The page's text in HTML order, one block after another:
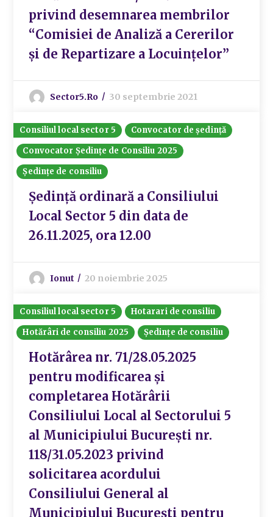
privind desemnarea membrilor
“Comisiei de Analiză a Cererilor
și de Repartizare a Locuințelor”
Sector5.ro 30 septembrie 2021
Consiliul local sector 5
Convocator de ședință
Convocator Ședințe de Consiliu 2025
Ședințe de consiliu
Ședință ordinară a Consiliului
Local Sector 5 din data de
26.11.2025, ora 12.00
Ionut 20 noiembrie 2025
Consiliul local sector 5
Hotarari de consiliu
Hotărâri de consiliu 2025
Ședințe de consiliu
Hotărârea nr. 71/28.05.2025
pentru modificarea și
completarea Hotărârii
Consiliului Local al Sectorului 5
al Municipiului București nr.
118/31.05.2023 privind
solicitarea acordului
Consiliului General al
Municipiului București pentru